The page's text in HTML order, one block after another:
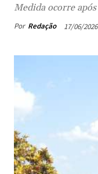
Medida ocorre
Por Redação 17/06/2026